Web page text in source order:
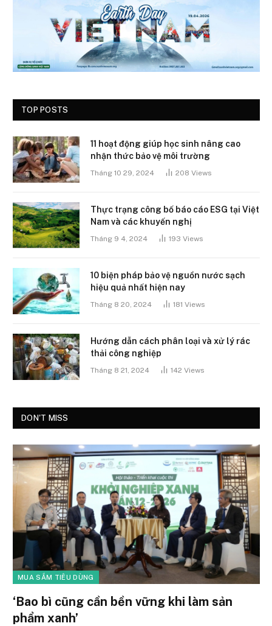
TOP POSTS
11 hoạt động giúp học sinh nâng cao
nhận thức bảo vệ môi trường
Tháng 10 29, 2024 208 Views
Thực trạng công bố báo cáo ESG tại Việt
Nam và các khuyến nghị
Tháng 9 4, 2024 193 Views
10 biện pháp bảo vệ nguồn nước sạch
hiệu quả nhất hiện nay
Tháng 8 20, 2024 181 Views
Hướng dẫn cách phân loại và xử lý rác
thải công nghiệp
Tháng 8 21, 2024 142 Views
DON'T MISS
MUA SẮM TIÊU DÙNG
‘Bao bì cũng cần bền vững khi làm sản
phẩm xanh’